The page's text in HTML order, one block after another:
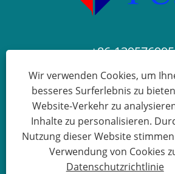
+86-
Copyright © 2024 Ningbo Blue Fuji
vorbehalten.
Wir verwenden Cookies, um
besseres Surferlebnis zu
Website-Verkehr zu
Inhalte zu personalisieren.
Nutzung dieser Website
Verwendung von Cookies
Datenschutzrichtlinie